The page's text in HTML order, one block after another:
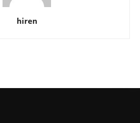
hiren